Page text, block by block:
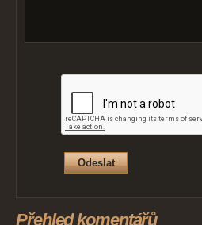
Přehled komentářů